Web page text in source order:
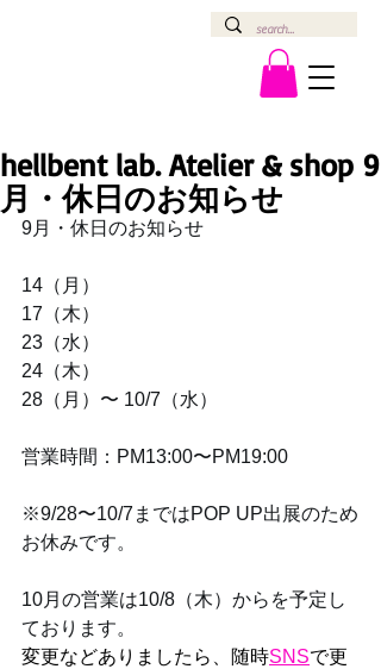
hellbent lab. Atelier & shop 9
月・休日のお知らせ
9月・休日のお知らせ
14（月）
17（木）
23（水）
24（木）
28（月）〜 10/7（水）
営業時間：PM13:00〜PM19:00
※9/28〜10/7まではPOP UP出展のため
お休みです。
10月の営業は10/8（木）からを予定し
ております。
変更などありましたら、随時SNSで更